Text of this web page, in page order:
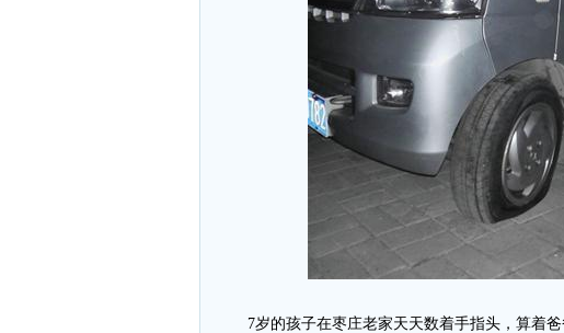
7岁的孩子在枣庄老家天天数着手指头，算着爸